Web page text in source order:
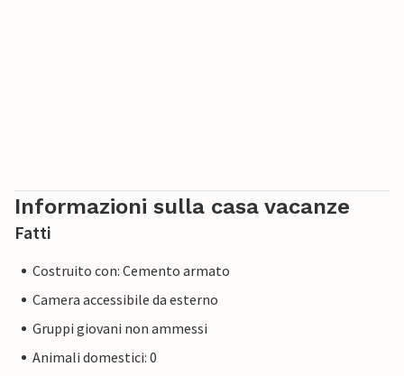
Informazioni sulla casa vacanze
Fatti
Costruito con: Cemento armato
Camera accessibile da esterno
Gruppi giovani non ammessi
Animali domestici: 0